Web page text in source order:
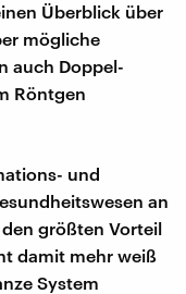
Überblick über
mögliche
auch Doppel-
Röntgen
und
an
größten Vorteil
damit mehr weiß
System